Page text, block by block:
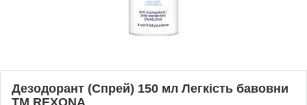
Дезодорант (Спрей) 150 мл Легкість бавовни
ТМ REXONA